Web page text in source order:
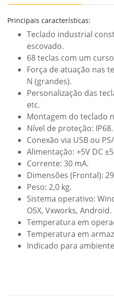
Principais características:
Teclado industrial
escovado.
68 teclas com um
Força de atuação nas
N (grandes).
Personalização das
etc.
Montagem do teclado
Nível de proteção: IP68.
Conexão via USB ou
Alimentação: +5V DC
Corrente: 30 mA.
Dimensões (Frontal):
Peso: 2,0 kg.
Sistema operativo:
OSX, Vxworks, Android.
Temperatura em
Temperatura em
Indicado para